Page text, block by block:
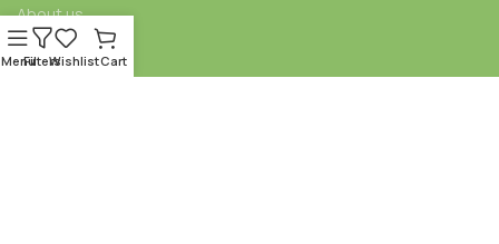
About us
Blog
MenuFiltersWishlistCart